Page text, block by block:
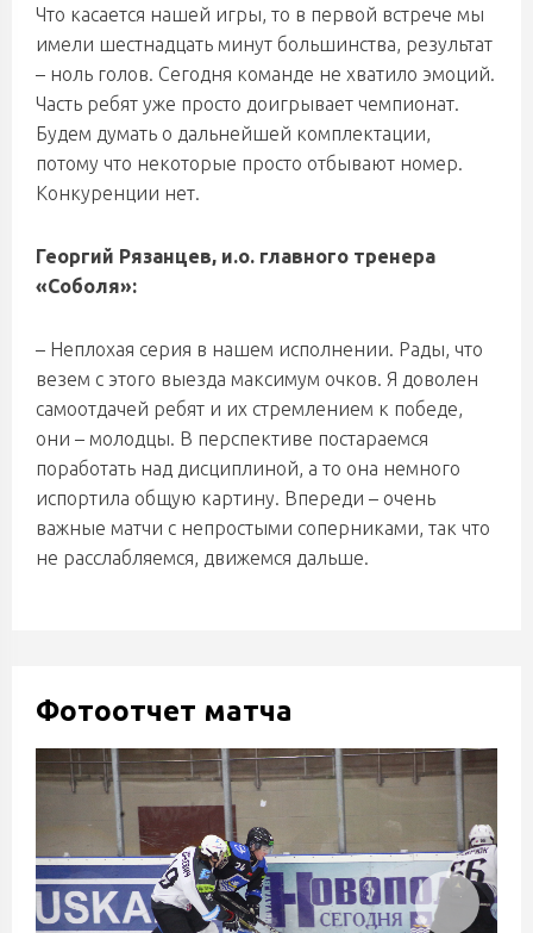
Что касается нашей игры, то в первой встрече мы
имели шестнадцать минут большинства, результат
– ноль голов. Сегодня команде не хватило эмоций.
Часть ребят уже просто доигрывает чемпионат.
Будем думать о дальнейшей комплектации,
потому что некоторые просто отбывают номер.
Конкуренции нет.
Георгий Рязанцев, и.о. главного тренера
«Соболя»:
– Неплохая серия в нашем исполнении. Рады, что
везем с этого выезда максимум очков. Я доволен
самоотдачей ребят и их стремлением к победе,
они – молодцы. В перспективе постараемся
поработать над дисциплиной, а то она немного
испортила общую картину. Впереди – очень
важные матчи с непростыми соперниками, так что
не расслабляемся, движемся дальше.
Фотоотчет матча